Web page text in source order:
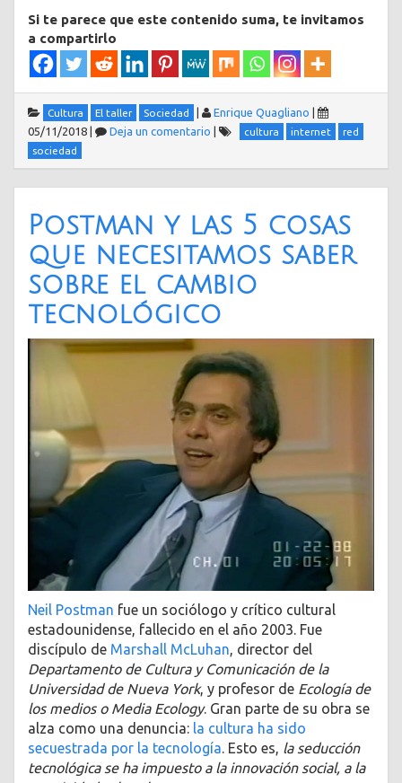
Si te parece que este contenido suma, te invitamos
a compartirlo
Cultura El taller Sociedad Enrique Quagliano
05/11/2018
Deja un comentario cultura internet
red
sociedad
Postman y las 5 cosas
que necesitamos saber
sobre el cambio
tecnológico
Neil Postman fue un sociólogo y crítico cultural
estadounidense, fallecido en el año 2003. Fue
discípulo de Marshall McLuhan, director del
Departamento de Cultura y Comunicación de la
Universidad de Nueva York, y profesor de Ecología de
los medios o Media Ecology. Gran parte de su obra se
alza como una denuncia: la cultura ha sido
secuestrada por la tecnología. Esto es, la seducción
tecnológica se ha impuesto a la innovación social, a la